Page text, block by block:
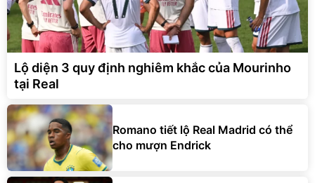
Lộ diện 3 quy định nghiêm khắc của Mourinho
tại Real
Romano tiết lộ Real Madrid có thể
cho mượn Endrick